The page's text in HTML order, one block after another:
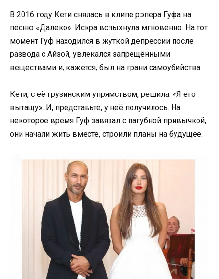
В 2016 году Кети снялась в клипе рэпера Гуфа на
песню «Далеко». Искра вспыхнула мгновенно. На тот
момент Гуф находился в жуткой депрессии после
развода с Айзой, увлекался запрещёнными
веществами и, кажется, был на грани самоубийства.
Кети, с её грузинским упрямством, решила: «Я его
вытащу». И, представьте, у неё получилось. На
некоторое время Гуф завязал с пагубной привычкой,
они начали жить вместе, строили планы на будущее.